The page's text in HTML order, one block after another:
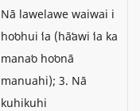
Nā lawelawe waiwai i
hoʻohui ʻia (hāʻawi ʻia ka
manaʻo hoʻonā
manuahi); 3. Nā
kuhikuhi